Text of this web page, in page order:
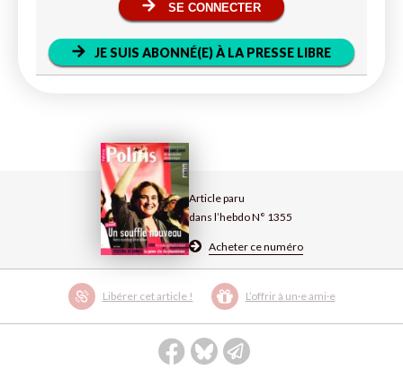
Article paru
dans l’hebdo N° 1355
Acheter ce numéro
Libérer cet article ! L’offrir à un·e ami·e
SE CONNECTER
JE SUIS ABONNÉ(E) À LA PRESSE LIBRE